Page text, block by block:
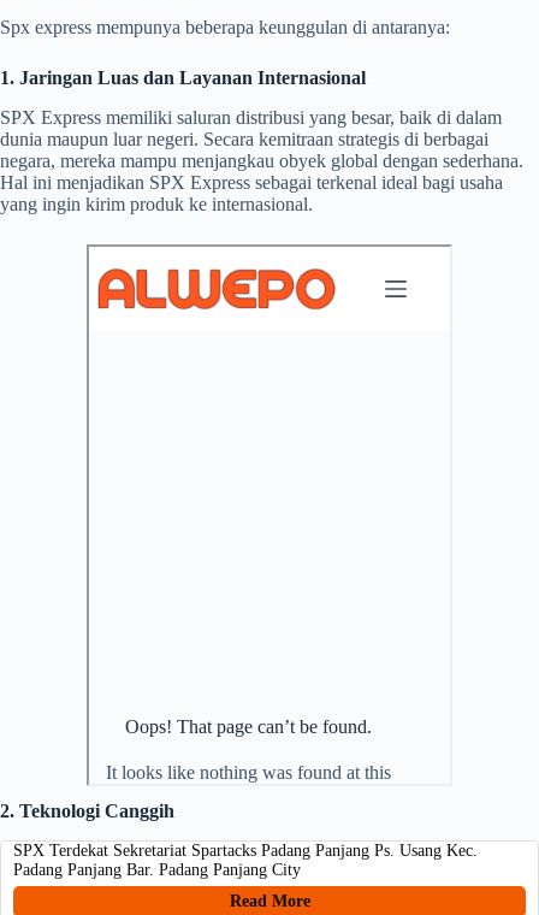
Spx express mempunya beberapa keunggulan di antaranya:
1. Jaringan Luas dan Layanan Internasional
SPX Express memiliki saluran distribusi yang besar, baik di dalam
dunia maupun luar negeri. Secara kemitraan strategis di berbagai
negara, mereka mampu menjangkau obyek global dengan sederhana.
Hal ini menjadikan SPX Express sebagai terkenal ideal bagi usaha
yang ingin kirim produk ke internasional.
2. Teknologi Canggih
SPX Terdekat Sekretariat Spartacks Padang Panjang Ps. Usang Kec.
Padang Panjang Bar. Padang Panjang City
Read More